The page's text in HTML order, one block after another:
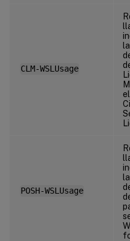
CLM-WSLUsage
POSH-WSLUsage